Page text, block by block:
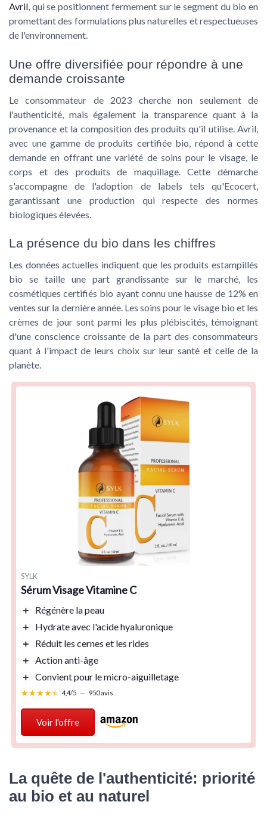
Avril, qui se positionnent fermement sur le segment du bio en
promettant des formulations plus naturelles et respectueuses
de l'environnement.
Une offre diversifiée pour répondre à une
demande croissante
Le consommateur de 2023 cherche non seulement de
l'authenticité, mais également la transparence quant à la
provenance et la composition des produits qu'il utilise. Avril,
avec une gamme de produits certifiée bio, répond à cette
demande en offrant une variété de soins pour le visage, le
corps et des produits de maquillage. Cette démarche
s'accompagne de l'adoption de labels tels qu'Ecocert,
garantissant une production qui respecte des normes
biologiques élevées.
La présence du bio dans les chiffres
Les données actuelles indiquent que les produits estampillés
bio se taille une part grandissante sur le marché, les
cosmétiques certifiés bio ayant connu une hausse de 12% en
ventes sur la dernière année. Les soins pour le visage bio et les
crèmes de jour sont parmi les plus plébiscités, témoignant
d'une conscience croissante de la part des consommateurs
quant à l'impact de leurs choix sur leur santé et celle de la
planète.
SYLK
Sérum Visage Vitamine C
＋ Régénère la peau
＋
Hydrateavec l'acide hyaluronique
＋
Réduit les cernes et les rides
＋ Action anti-âge
＋ Convient pour le micro-aiguilletage
★★★★★
★★★★★ 4,4/5 — 950 avis
Voir l'offre
La quête de l'authenticité: priorité
au bio et au naturel